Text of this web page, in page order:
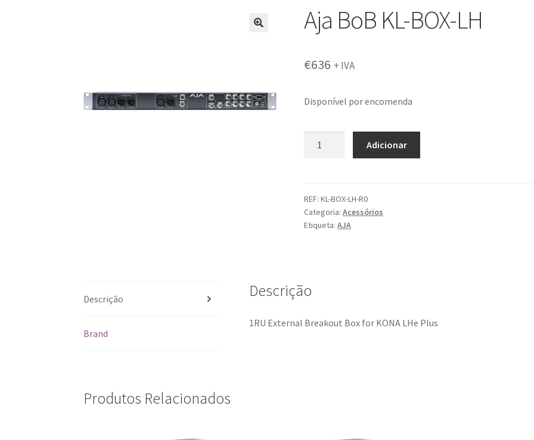
Aja BoB KL-BOX-LH
€636 + IVA
Disponível por encomenda
KL-
BOX-
LH
Adicionar
REF:KL-BOX-LH-R0
Categoria:Acessórios
Etiqueta:AJA
Descrição
Brand
Descrição
1RU External Breakout Box for KONA LHe Plus
Produtos Relacionados